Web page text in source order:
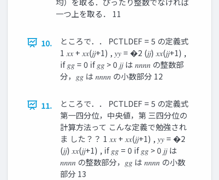
一つ上を取る． 11
10.
ところで．． PCTLDEF = 5 の定義式
1 𝑥𝑥 + 𝑥𝑥(𝑗𝑗+1) , 𝑦𝑦 = �2 (𝑗𝑗) 𝑥𝑥(𝑗𝑗+1) ,
if 𝑔𝑔 = 0 if 𝑔𝑔 > 0 𝑗𝑗 は 𝑛𝑛𝑛𝑛 の整数部
分，𝑔𝑔 は 𝑛𝑛𝑛𝑛 の小数部分 12
11.
ところで．． PCTLDEF = 5 の定義式
第一四分位，中央値，第 三四分位の
計算方法って こんな定義で勉強され
ま した？？ 1 𝑥𝑥 + 𝑥𝑥(𝑗𝑗+1) , 𝑦𝑦 = �2
(𝑗𝑗) 𝑥𝑥(𝑗𝑗+1) , if 𝑔𝑔 = 0 if 𝑔𝑔 > 0 𝑗𝑗 は
𝑛𝑛𝑛𝑛 の整数部分，𝑔𝑔 は 𝑛𝑛𝑛𝑛 の小数
部分 13